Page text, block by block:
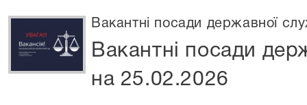
Вакантні посади державної
Вакантні посади
на 25.02.2026